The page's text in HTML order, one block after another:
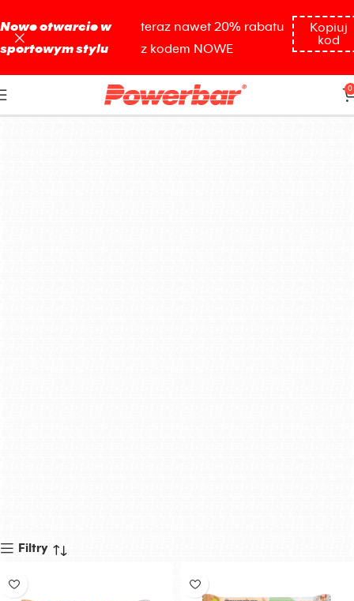
0
baton białkowy
Filtry
Nowe otwarcie w
sportowym stylu
teraz nawet 20% rabatu
z kodem NOWE
Kopiuj
kod